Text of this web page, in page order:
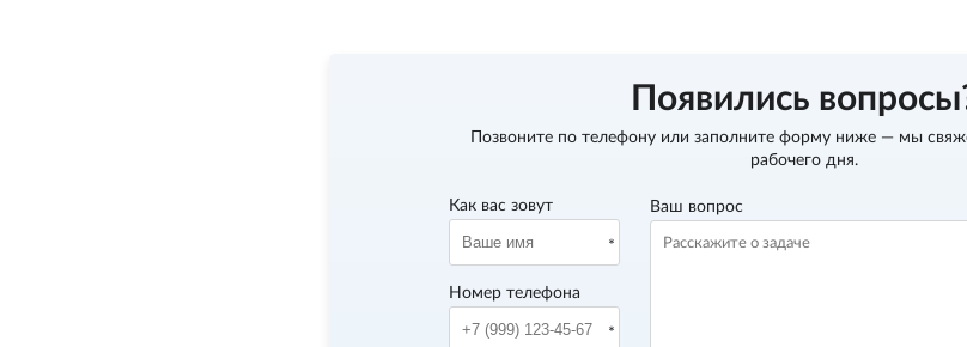
Появились
Позвоните по телефону или заполните форму ниже — мы
рабочего дня.
Как вас зовут
Номер телефона
Ваш вопрос